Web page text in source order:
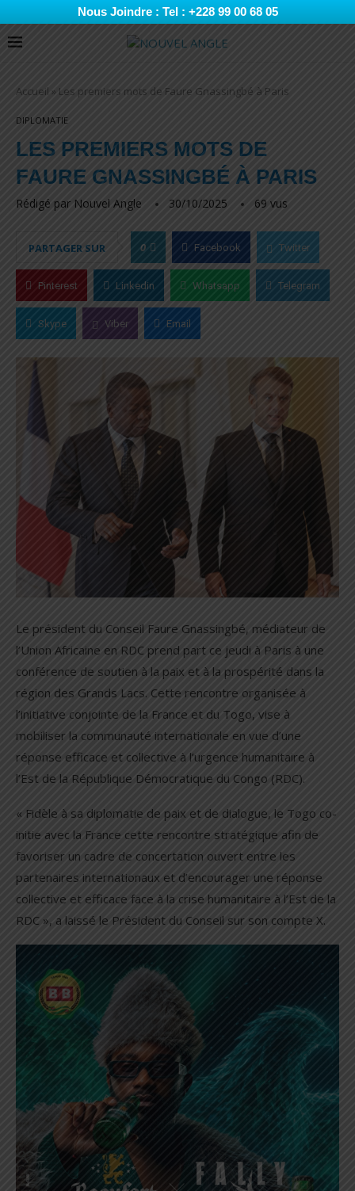
Nous Joindre : Tel : +228 99 00 68 05
Accueil » Les premiers mots de Faure Gnassingbé à Paris
DIPLOMATIE
LES PREMIERS MOTS DE
FAURE GNASSINGBÉ À PARIS
Rédigé par Nouvel Angle 30/10/2025 69 vus
PARTAGER SUR 0 Facebook Twitter
Pinterest Linkedin Whatsapp Telegram
Skype Viber Email
Le président du Conseil Faure Gnassingbé, médiateur de
l’Union Africaine en RDC prend part ce jeudi à Paris à une
conférence de soutien à la paix et à la prospérité dans la
région des Grands Lacs. Cette rencontre organisée à
l’initiative conjointe de la France et du Togo, vise à
mobiliser la communauté internationale en vue d’une
réponse efficace et collective à l’urgence humanitaire à
l’Est de la République Démocratique du Congo (RDC).
« Fidèle à sa diplomatie de paix et de dialogue, le Togo co-
initie avec la France cette rencontre stratégique afin de
favoriser un cadre de concertation ouvert entre les
partenaires internationaux et d’encourager une réponse
collective et efficace face à la crise humanitaire à l’Est de la
RDC », a laissé le Président du Conseil sur son compte X.